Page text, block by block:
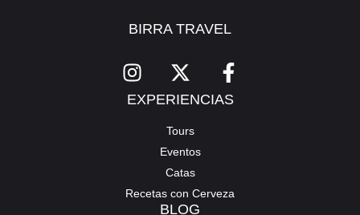
BIRRA TRAVEL
EXPERIENCIAS
Tours
Eventos
Catas
Recetas con Cerveza
BLOG